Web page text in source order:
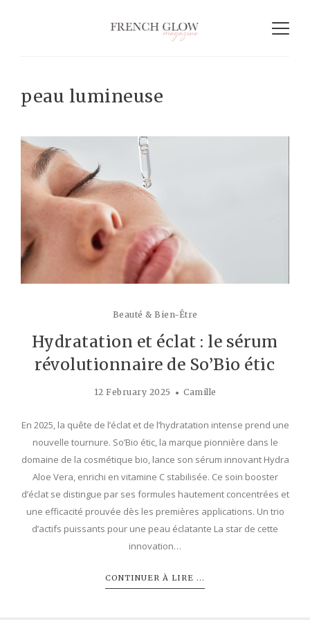
peau lumineuse
Beauté & Bien-Être
Hydratation et éclat : le sérum
révolutionnaire de So’Bio étic
12 February 2025 Camille
En 2025, la quête de l’éclat et de l’hydratation intense prend une
nouvelle tournure. So’Bio étic, la marque pionnière dans le
domaine de la cosmétique bio, lance son sérum innovant Hydra
Aloe Vera, enrichi en vitamine C stabilisée. Ce soin booster
d’éclat se distingue par ses formules hautement concentrées et
une efficacité prouvée dès les premières applications. Un trio
d’actifs puissants pour une peau éclatante La star de cette
innovation…
CONTINUER À LIRE ...